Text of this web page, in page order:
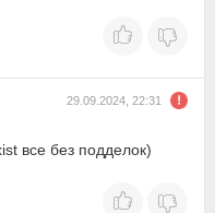
29.09.2024, 22:31
все без подделок)